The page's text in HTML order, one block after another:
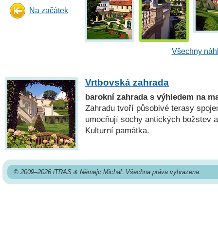
Na začátek
Všechny
Vrtbovská zahrada
barokní zahrada s výhledem na
Zahradu tvoří působivé terasy
umocňují sochy antických božstev
Kulturní památka.
© 2009–2026 iTRAS & Němejc Michal. Všechna práva vyhrazena.